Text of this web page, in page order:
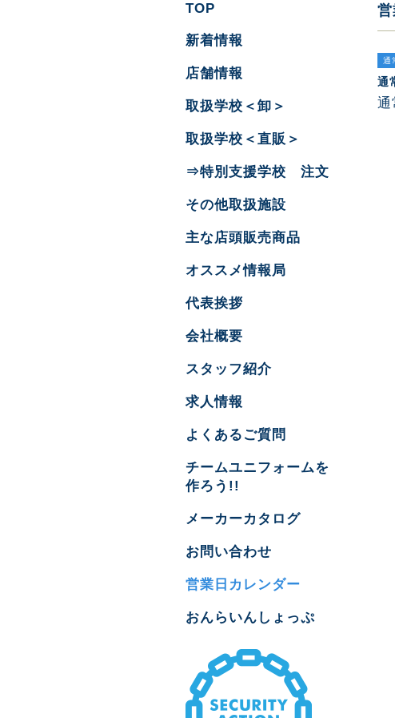
通
通
通
TOP
新着情報
店舗情報
取扱学校＜卸＞
取扱学校＜直販＞
⇒特別支援学校 注文
その他取扱施設
主な店頭販売商品
オススメ情報局
代表挨拶
会社概要
スタッフ紹介
求人情報
よくあるご質問
チームユニフォームを
作ろう!!
メーカーカタログ
お問い合わせ
営業日カレンダー
おんらいんしょっぷ